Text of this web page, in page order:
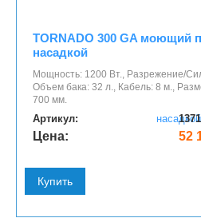
TORNADO 300 GA моющий
насадкой
Мощность: 1200 Вт., Разрежение/
Объем бака: 32 л., Кабель: 8 м.,
700 мм.
Артикул:
Цена: 52
Купить